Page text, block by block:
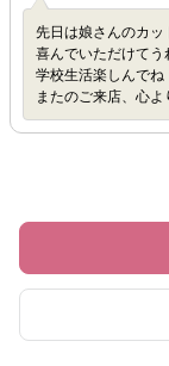
先日は娘さんのカッ
喜んでいただけてう
学校生活楽しんでね
またのご来店、心よ